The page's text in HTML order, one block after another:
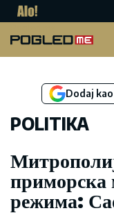
Dodaj
POLITIKA
приморска
режима: